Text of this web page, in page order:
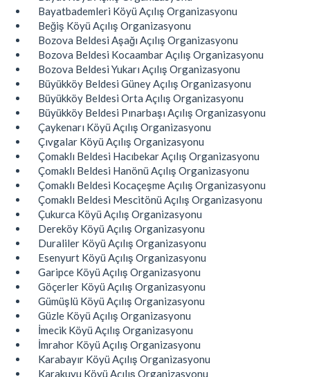
Bayatbademleri Köyü Açılış Organizasyonu
Beğiş Köyü Açılış Organizasyonu
Bozova Beldesi Aşağı Açılış Organizasyonu
Bozova Beldesi Kocaambar Açılış Organizasyonu
Bozova Beldesi Yukarı Açılış Organizasyonu
Büyükköy Beldesi Güney Açılış Organizasyonu
Büyükköy Beldesi Orta Açılış Organizasyonu
Büyükköy Beldesi Pınarbaşı Açılış Organizasyonu
Çaykenarı Köyü Açılış Organizasyonu
Çıvgalar Köyü Açılış Organizasyonu
Çomaklı Beldesi Hacıbekar Açılış Organizasyonu
Çomaklı Beldesi Hanönü Açılış Organizasyonu
Çomaklı Beldesi Kocaçeşme Açılış Organizasyonu
Çomaklı Beldesi Mescitönü Açılış Organizasyonu
Çukurca Köyü Açılış Organizasyonu
Dereköy Köyü Açılış Organizasyonu
Duraliler Köyü Açılış Organizasyonu
Esenyurt Köyü Açılış Organizasyonu
Garipce Köyü Açılış Organizasyonu
Göçerler Köyü Açılış Organizasyonu
Gümüşlü Köyü Açılış Organizasyonu
Güzle Köyü Açılış Organizasyonu
İmecik Köyü Açılış Organizasyonu
İmrahor Köyü Açılış Organizasyonu
Karabayır Köyü Açılış Organizasyonu
Karakuyu Köyü Açılış Organizasyonu